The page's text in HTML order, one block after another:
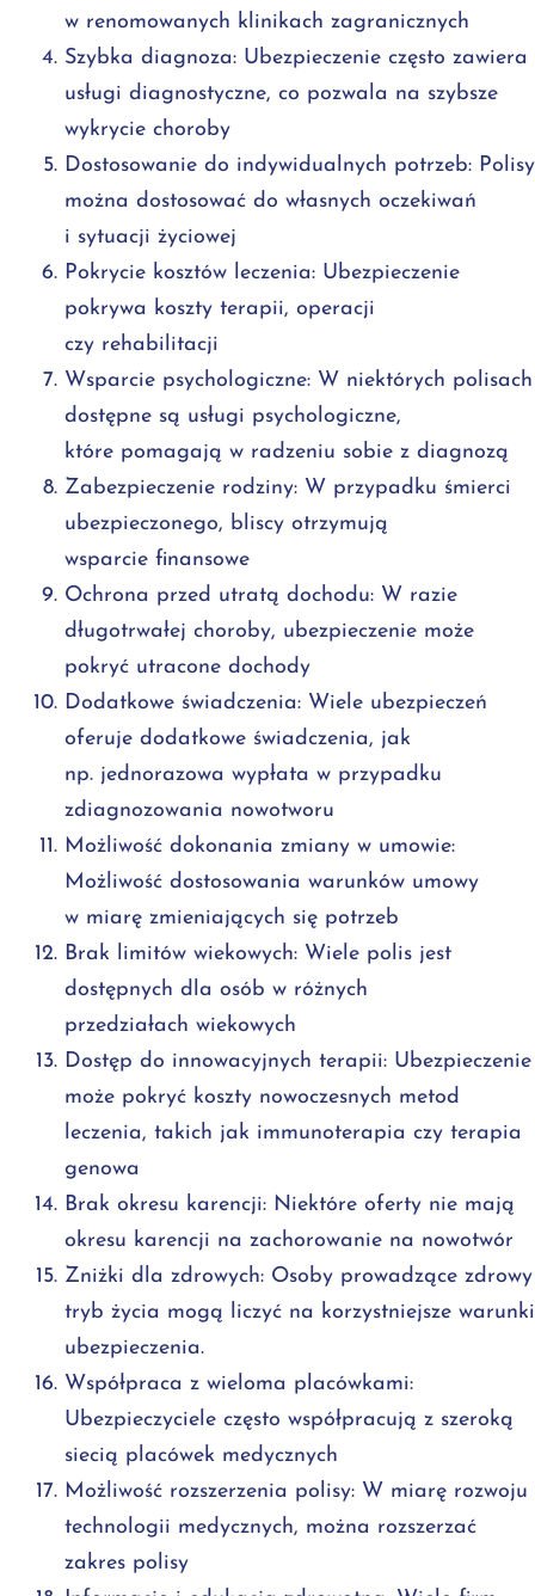
w renomowanych klinikach zagranicznych
Szybka diagnoza: Ubezpieczenie często zawiera
usługi diagnostyczne, co pozwala na szybsze
wykrycie choroby
Dostosowanie do indywidualnych potrzeb: Polisy
można dostosować do własnych oczekiwań
i sytuacji życiowej
Pokrycie kosztów leczenia: Ubezpieczenie
pokrywa koszty terapii, operacji
czy rehabilitacji
Wsparcie psychologiczne: W niektórych polisach
dostępne są usługi psychologiczne,
które pomagają w radzeniu sobie z diagnozą
Zabezpieczenie rodziny: W przypadku śmierci
ubezpieczonego, bliscy otrzymują
wsparcie finansowe
Ochrona przed utratą dochodu: W razie
długotrwałej choroby, ubezpieczenie może
pokryć utracone dochody
Dodatkowe świadczenia: Wiele ubezpieczeń
oferuje dodatkowe świadczenia, jak
np. jednorazowa wypłata w przypadku
zdiagnozowania nowotworu
Możliwość dokonania zmiany w umowie:
Możliwość dostosowania warunków umowy
w miarę zmieniających się potrzeb
Brak limitów wiekowych: Wiele polis jest
dostępnych dla osób w różnych
przedziałach wiekowych
Dostęp do innowacyjnych terapii: Ubezpieczenie
może pokryć koszty nowoczesnych metod
leczenia, takich jak immunoterapia czy terapia
genowa
Brak okresu karencji: Niektóre oferty nie mają
okresu karencji na zachorowanie na nowotwór
Zniżki dla zdrowych: Osoby prowadzące zdrowy
tryb życia mogą liczyć na korzystniejsze warunki
ubezpieczenia.
Współpraca z wieloma placówkami:
Ubezpieczyciele często współpracują z szeroką
siecią placówek medycznych
Możliwość rozszerzenia polisy: W miarę rozwoju
technologii medycznych, można rozszerzać
zakres polisy